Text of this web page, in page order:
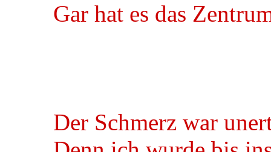
Gar hat es das
Der Schmerz war